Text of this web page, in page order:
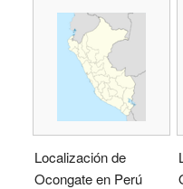
Localización de
Ocongate en Perú